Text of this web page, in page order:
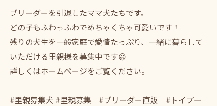
ブリーダーを引退したママ犬たちです。
どの子もふわっふわでめちゃくちゃ可愛いです！
残りの犬生を一般家庭で愛情たっぷり、一緒に暮らして
いただける里親様を募集中です😃
詳しくはホームページをご覧ください。
#里親募集犬 #里親募集 #ブリーダー直販 #トイプー